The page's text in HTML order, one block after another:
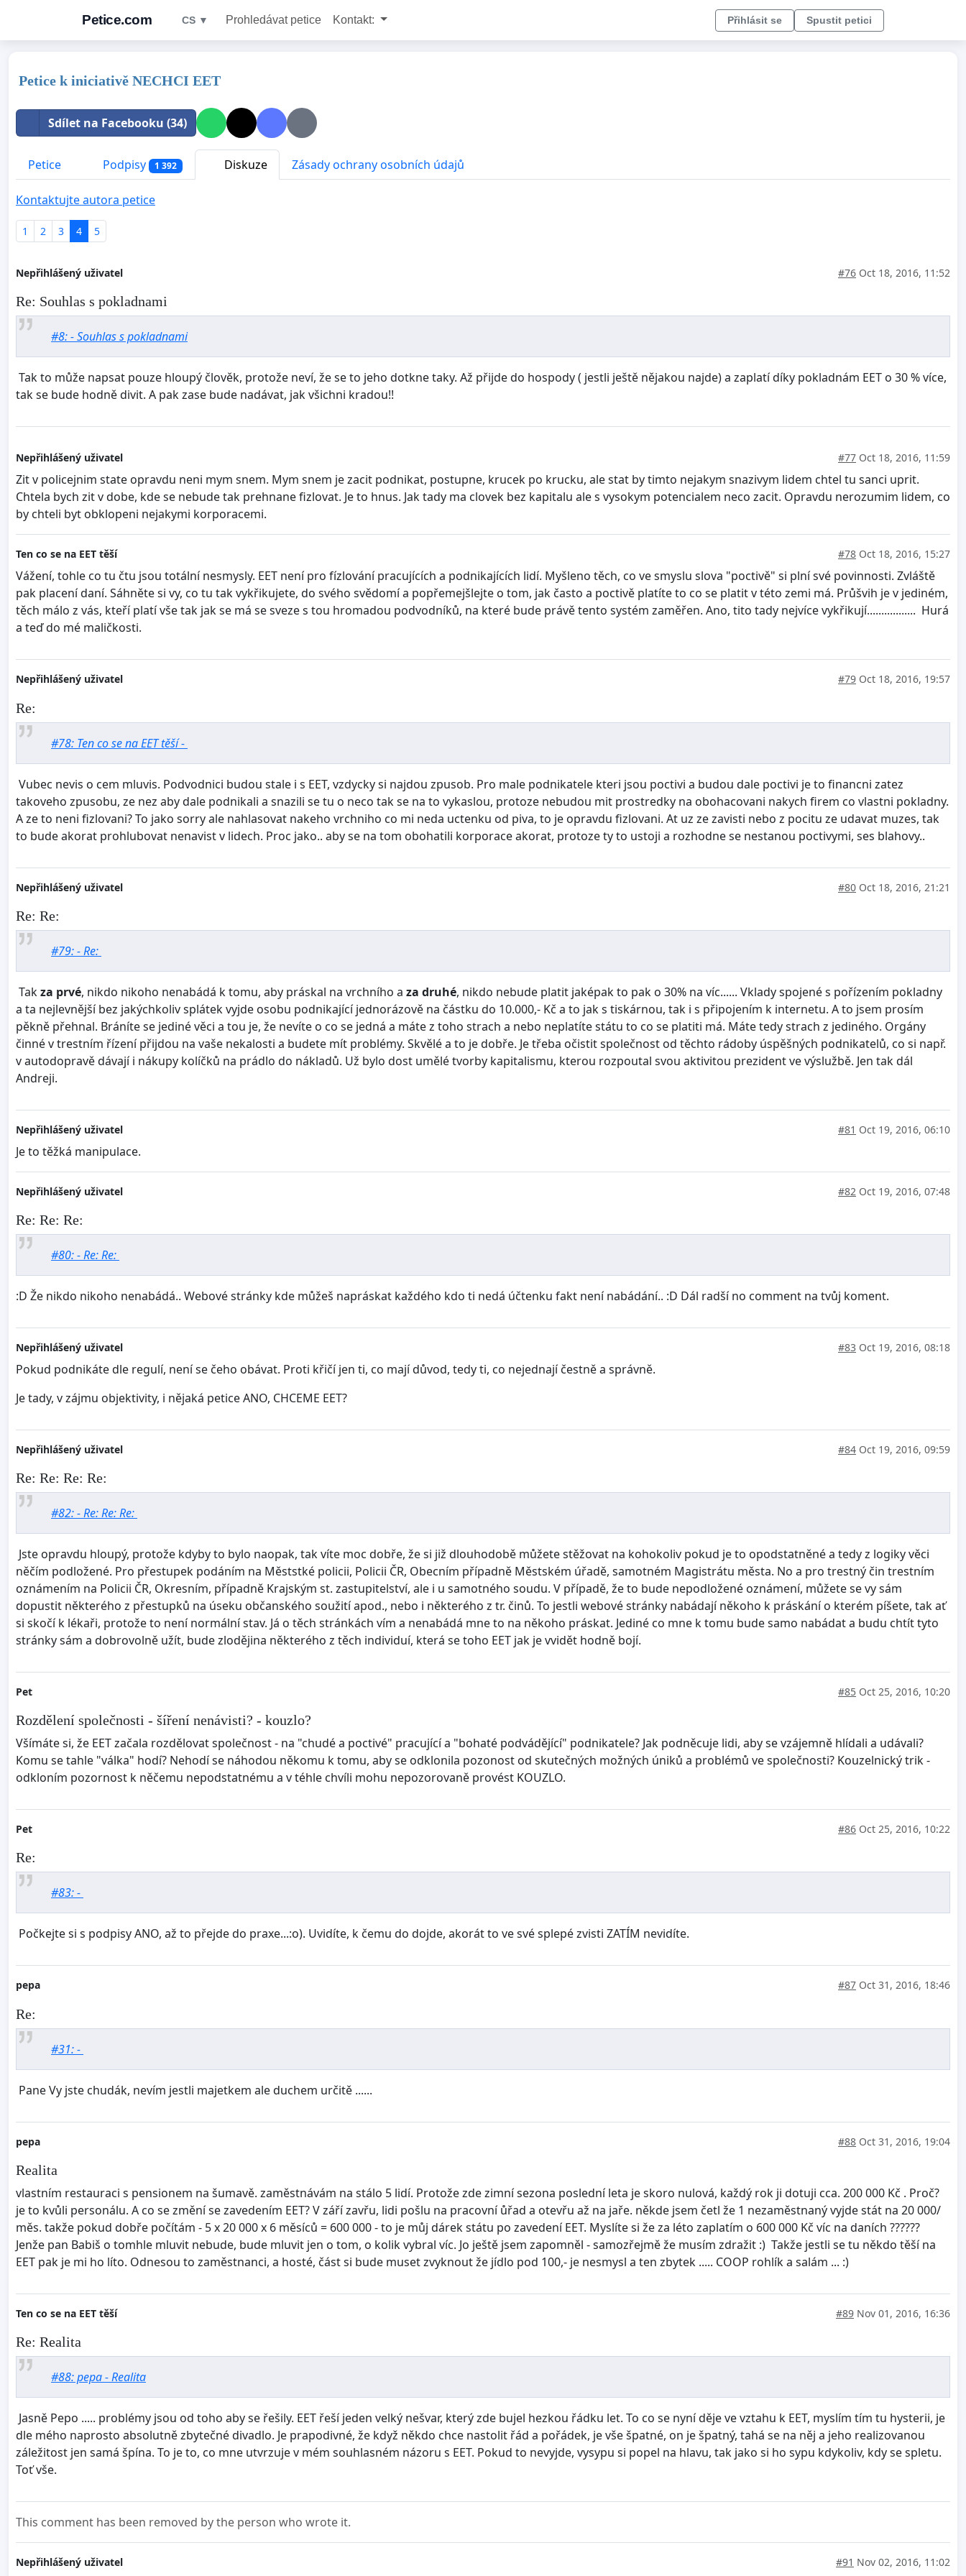
Petice.com CS ▼ Prohledávat petice Kontakt: Přihlásit se Spustit petici
Petice k iniciativě NECHCI EET
Sdílet na Facebooku (34)
Petice Podpisy 1 392 Diskuze Zásady ochrany osobních údajů
Kontaktujte autora petice
1 2 3 4 5
Nepřihlášený uživatel #76 Oct 18, 2016, 11:52
Re: Souhlas s pokladnami
#8: - Souhlas s pokladnami
Tak to může napsat pouze hloupý člověk, protože neví, že se to jeho dotkne taky. Až přijde do hospody ( jestli ještě nějakou najde) a zaplatí díky pokladnám EET o 30 % více,
tak se bude hodně divit. A pak zase bude nadávat, jak všichni kradou!!
Nepřihlášený uživatel #77 Oct 18, 2016, 11:59
Zit v policejnim state opravdu neni mym snem. Mym snem je zacit podnikat, postupne, krucek po krucku, ale stat by timto nejakym snazivym lidem chtel tu sanci uprit.
Chtela bych zit v dobe, kde se nebude tak prehnane fizlovat. Je to hnus. Jak tady ma clovek bez kapitalu ale s vysokym potencialem neco zacit. Opravdu nerozumim lidem, co
by chteli byt obklopeni nejakymi korporacemi.
Ten co se na EET těší #78 Oct 18, 2016, 15:27
Vážení, tohle co tu čtu jsou totální nesmysly. EET není pro fízlování pracujících a podnikajících lidí. Myšleno těch, co ve smyslu slova "poctivě" si plní své povinnosti. Zvláště
pak placení daní. Sáhněte si vy, co tu tak vykřikujete, do svého svědomí a popřemejšlejte o tom, jak často a poctivě platíte to co se platit v této zemi má. Průšvih je v jediném,
těch málo z vás, kteří platí vše tak jak se má se sveze s tou hromadou podvodníků, na které bude právě tento systém zaměřen. Ano, tito tady nejvíce vykřikují................. Hurá
a teď do mé maličkosti.
Nepřihlášený uživatel #79 Oct 18, 2016, 19:57
Re:
#78: Ten co se na EET těší -
Vubec nevis o cem mluvis. Podvodnici budou stale i s EET, vzdycky si najdou zpusob. Pro male podnikatele kteri jsou poctivi a budou dale poctivi je to financni zatez
takoveho zpusobu, ze nez aby dale podnikali a snazili se tu o neco tak se na to vykaslou, protoze nebudou mit prostredky na obohacovani nakych firem co vlastni pokladny.
A ze to neni fizlovani? To jako sorry ale nahlasovat nakeho vrchniho co mi neda uctenku od piva, to je opravdu fizlovani. At uz ze zavisti nebo z pocitu ze udavat muzes, tak
to bude akorat prohlubovat nenavist v lidech. Proc jako.. aby se na tom obohatili korporace akorat, protoze ty to ustoji a rozhodne se nestanou poctivymi, ses blahovy..
Nepřihlášený uživatel #80 Oct 18, 2016, 21:21
Re: Re:
#79: - Re:
Takza prvé, nikdo nikoho nenabádá k tomu, aby práskal na vrchního a za druhé, nikdo nebude platit jaképak to pak o 30% na víc...... Vklady spojené s pořízením pokladny
a ta nejlevnější bez jakýchkoliv splátek vyjde osobu podnikající jednorázově na částku do 10.000,- Kč a to jak s tiskárnou, tak i s připojením k internetu. A to jsem prosím
pěkně přehnal. Bráníte se jediné věci a tou je, že nevíte o co se jedná a máte z toho strach a nebo neplatíte státu to co se platiti má. Máte tedy strach z jediného. Orgány
činné v trestním řízení přijdou na vaše nekalosti a budete mít problémy. Skvělé a to je dobře. Je třeba očistit společnost od těchto rádoby úspěšných podnikatelů, co si např.
v autodopravě dávají i nákupy kolíčků na prádlo do nákladů. Už bylo dost umělé tvorby kapitalismu, kterou rozpoutal svou aktivitou prezident ve výslužbě. Jen tak dál
Andreji.
Nepřihlášený uživatel #81 Oct 19, 2016, 06:10
Je to těžká manipulace.
Nepřihlášený uživatel #82 Oct 19, 2016, 07:48
Re: Re: Re:
#80: - Re: Re:
:D Že nikdo nikoho nenabádá.. Webové stránky kde můžeš napráskat každého kdo ti nedá účtenku fakt není nabádání.. :D Dál radší no comment na tvůj koment.
Nepřihlášený uživatel #83 Oct 19, 2016, 08:18
Pokud podnikáte dle regulí, není se čeho obávat. Proti křičí jen ti, co mají důvod, tedy ti, co nejednají čestně a správně.
Je tady, v zájmu objektivity, i nějaká petice ANO, CHCEME EET?
Nepřihlášený uživatel #84 Oct 19, 2016, 09:59
Re: Re: Re: Re:
#82: - Re: Re: Re:
Jste opravdu hloupý, protože kdyby to bylo naopak, tak víte moc dobře, že si již dlouhodobě můžete stěžovat na kohokoliv pokud je to opodstatněné a tedy z logiky věci
něčím podložené. Pro přestupek podáním na Měststké policii, Policii ČR, Obecním případně Městském úřadě, samotném Magistrátu města. No a pro trestný čin trestním
oznámením na Policii ČR, Okresním, případně Krajským st. zastupitelství, ale i u samotného soudu. V případě, že to bude nepodložené oznámení, můžete se vy sám
dopustit některého z přestupků na úseku občanského soužití apod., nebo i některého z tr. činů. To jestli webové stránky nabádají někoho k práskání o kterém píšete, tak ať
si skočí k lékaři, protože to není normální stav. Já o těch stránkách vím a nenabádá mne to na někoho práskat. Jediné co mne k tomu bude samo nabádat a budu chtít tyto
stránky sám a dobrovolně užít, bude zlodějina některého z těch individuí, která se toho EET jak je vvidět hodně bojí.
Pet #85 Oct 25, 2016, 10:20
Rozdělení společnosti - šíření nenávisti? - kouzlo?
Všímáte si, že EET začala rozdělovat společnost - na "chudé a poctivé" pracující a "bohaté podvádějící" podnikatele? Jak podněcuje lidi, aby se vzájemně hlídali a udávali?
Komu se tahle "válka" hodí? Nehodí se náhodou někomu k tomu, aby se odklonila pozonost od skutečných možných úniků a problémů ve společnosti? Kouzelnický trik -
odkloním pozornost k něčemu nepodstatnému a v téhle chvíli mohu nepozorovaně provést KOUZLO.
Pet #86 Oct 25, 2016, 10:22
Re:
#83: -
Počkejte si s podpisy ANO, až to přejde do praxe...:o). Uvidíte, k čemu do dojde, akorát to ve své splepé zvisti ZATÍM nevidíte.
pepa #87 Oct 31, 2016, 18:46
Re:
#31: -
Pane Vy jste chudák, nevím jestli majetkem ale duchem určitě ......
pepa #88 Oct 31, 2016, 19:04
Realita
vlastním restauraci s pensionem na šumavě. zaměstnávám na stálo 5 lidí. Protože zde zimní sezona poslední leta je skoro nulová, každý rok ji dotuji cca. 200 000 Kč . Proč?
je to kvůli personálu. A co se změní se zavedením EET? V září zavřu, lidi pošlu na pracovní ůřad a otevřu až na jaře. někde jsem četl že 1 nezaměstnaný vyjde stát na 20 000/
měs. takže pokud dobře počítám - 5 x 20 000 x 6 měsíců = 600 000 - to je můj dárek státu po zavedení EET. Myslíte si že za léto zaplatím o 600 000 Kč víc na daních ??????
Jenže pan Babiš o tomhle mluvit nebude, bude mluvit jen o tom, o kolik vybral víc. Jo ještě jsem zapomněl - samozřejmě že musím zdražit :) Takže jestli se tu někdo těší na
EET pak je mi ho líto. Odnesou to zaměstnanci, a hosté, část si bude muset zvyknout že jídlo pod 100,- je nesmysl a ten zbytek ..... COOP rohlík a salám ... :)
Ten co se na EET těší #89 Nov 01, 2016, 16:36
Re: Realita
#88: pepa - Realita
Jasně Pepo ..... problémy jsou od toho aby se řešily. EET řeší jeden velký nešvar, který zde bujel hezkou řádku let. To co se nyní děje ve vztahu k EET, myslím tím tu hysterii, je
dle mého naprosto absolutně zbytečné divadlo. Je prapodivné, že když někdo chce nastolit řád a pořádek, je vše špatné, on je špatný, tahá se na něj a jeho realizovanou
záležitost jen samá špína. To je to, co mne utvrzuje v mém souhlasném názoru s EET. Pokud to nevyjde, vysypu si popel na hlavu, tak jako si ho sypu kdykoliv, kdy se spletu.
Toť vše.
This comment has been removed by the person who wrote it.
Nepřihlášený uživatel #91 Nov 02, 2016, 11:02